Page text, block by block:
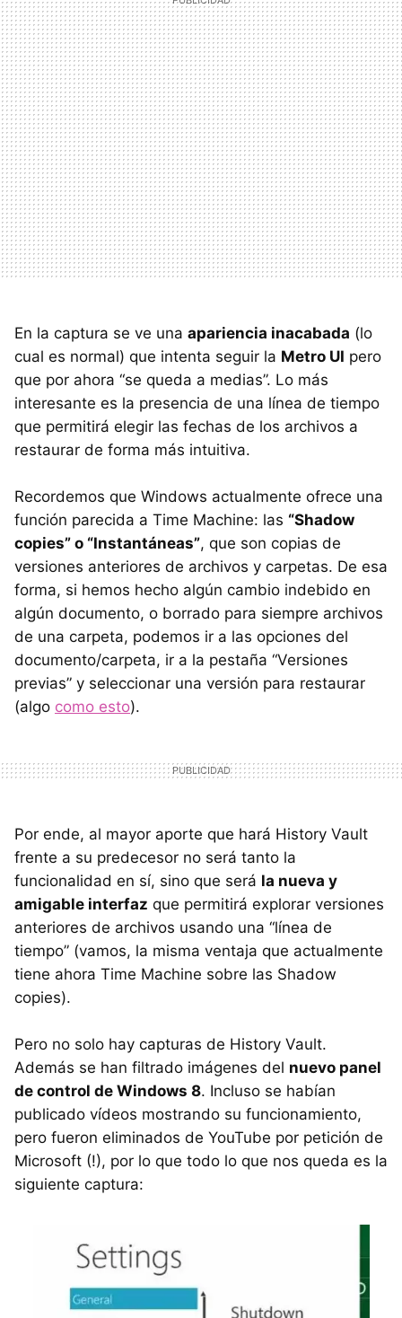
En la captura se ve una apariencia inacabada (lo
cual es normal) que intenta seguir la Metro UI pero
que por ahora “se queda a medias”. Lo más
interesante es la presencia de una línea de tiempo
que permitirá elegir las fechas de los archivos a
restaurar de forma más intuitiva.
Recordemos que Windows actualmente ofrece una
función parecida a Time Machine: las “Shadow
copies” o “Instantáneas”, que son copias de
versiones anteriores de archivos y carpetas. De esa
forma, si hemos hecho algún cambio indebido en
algún documento, o borrado para siempre archivos
de una carpeta, podemos ir a las opciones del
documento/carpeta, ir a la pestaña “Versiones
previas” y seleccionar una versión para restaurar
(algo como esto).
Por ende, al mayor aporte que hará History Vault
frente a su predecesor no será tanto la
funcionalidad en sí, sino que será la nueva y
amigable interfaz que permitirá explorar versiones
anteriores de archivos usando una “línea de
tiempo” (vamos, la misma ventaja que actualmente
tiene ahora Time Machine sobre las Shadow
copies).
Pero no solo hay capturas de History Vault.
Además se han filtrado imágenes del nuevo panel
de control de Windows 8. Incluso se habían
publicado vídeos mostrando su funcionamiento,
pero fueron eliminados de YouTube por petición de
Microsoft (!), por lo que todo lo que nos queda es la
siguiente captura: